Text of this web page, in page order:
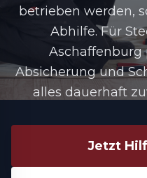
betrieben werden,
Abhilfe. Für
Aschaffenburg
Absicherung und
alles dauerhaft
Jetzt